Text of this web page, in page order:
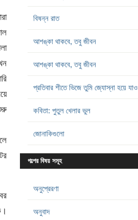
বিষন্ন রাত
আশঙ্কা থাকবে, তবু জীবন
আশঙ্কা থাকবে, তবু জীবন
প্রতিবার শীতে ভিজে তুমি জ্যোস্না হয়ে যাও
কবিতা: পুতুল খেলার ভুল
জোনাকিগুলো
গল্পের বিষয় সমূহ
অনুপ্রেরণা
অনুবাদ